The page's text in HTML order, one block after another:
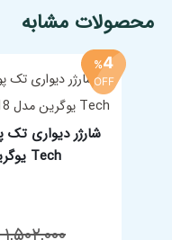
محصولات مشابه
4
%
OFF
Tech یوگرین مدل CD318 کد 90664